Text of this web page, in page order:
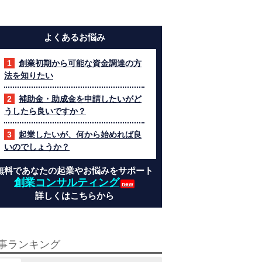
よくあるお悩み
創業初期から可能な資金調達の方
法を知りたい
補助金・助成金を申請したいがど
うしたら良いですか？
起業したいが、何から始めれば良
いのでしょうか？
料であなたの起業やお悩みをサポート
創業コンサルティング
詳しくはこちらから
ランキング